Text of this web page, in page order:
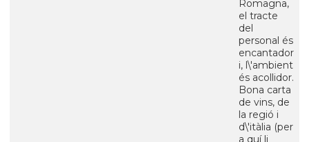
Romagna,
el tracte
del
personal és
encantador
i, l\'ambient
és acollidor.
Bona carta
de vins, de
la regió i
d\'itàlia (per
a quí li